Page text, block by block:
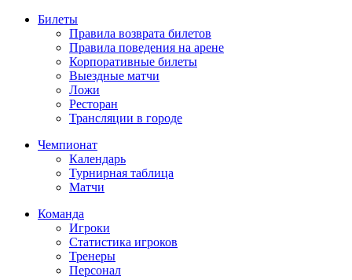
Билеты
Правила возврата билетов
Правила поведения на арене
Корпоративные билеты
Выездные матчи
Ложи
Ресторан
Трансляции в городе
Чемпионат
Календарь
Турнирная таблица
Матчи
Команда
Игроки
Статистика игроков
Тренеры
Персонал